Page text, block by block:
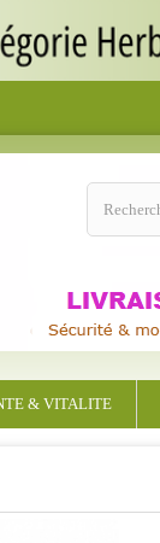
& VITALITE